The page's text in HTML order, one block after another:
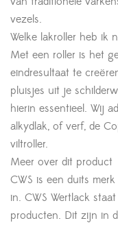
vezels.
Welke lakroller heb ik
Met een roller is het
eindresultaat te
pluisjes uit je
hierin essentieel. Wij
alkydlak, of verf, de
viltroller.
Meer over dit product
CWS is een duits
in. CWS Wertlack
producten. Dit zijn in